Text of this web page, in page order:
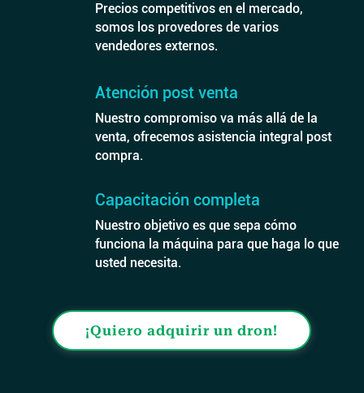
Precios competitivos en el mercado,
somos los provedores de varios
vendedores externos.
Atención post venta
Nuestro compromiso va más allá de la
venta, ofrecemos asistencia integral post
compra.
Capacitación completa
Nuestro objetivo es que sepa cómo
funciona la máquina para que haga lo que
usted necesita.
¡Quiero adquirir un dron!